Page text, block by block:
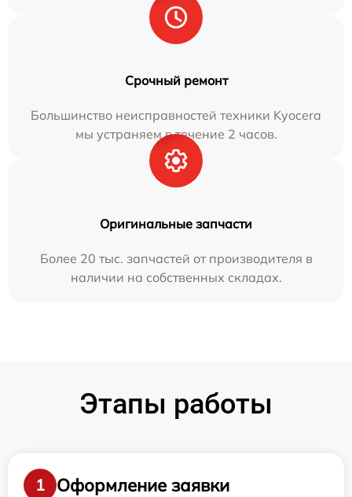
Срочный ремонт
Большинство неисправностей техники Kyocera
мы устраняем в течение 2 часов.
Оригинальные запчасти
Более 20 тыс. запчастей от производителя в
наличии на собственных складах.
Этапы работы
1
Оформление заявки